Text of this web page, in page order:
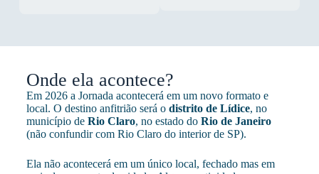
Onde ela acontece?
Em 2026 a Jornada acontecerá em um novo formato e
local. O destino anfitrião será o distrito de Lídice, no
município de Rio Claro, no estado do Rio de Janeiro
(não confundir com Rio Claro do interior de SP).
Ela não acontecerá em um único local, fechado mas em